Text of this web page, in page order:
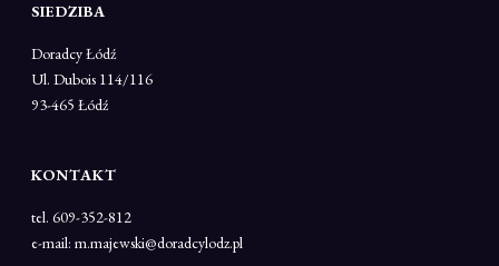
SIEDZIBA
Doradcy Łódź
Ul. Dubois 114/116
93-465 Łódź
KONTAKT
tel. 609-352-812
e-mail: m.majewski@doradcylodz.pl